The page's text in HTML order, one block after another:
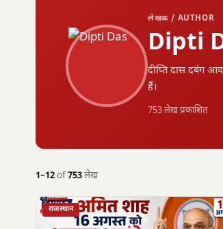
लेखक / AUTHOR
Dipti
दीप्ति दास दबंग
हैं।
753 लेख प्रकाशित
1–12of753लेख
राजस्थान